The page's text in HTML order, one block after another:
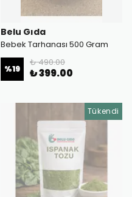
Belu Gıda
Bebek Tarhanası 500 Gram
%19
₺ 490.00
₺ 399.00
Tükendi